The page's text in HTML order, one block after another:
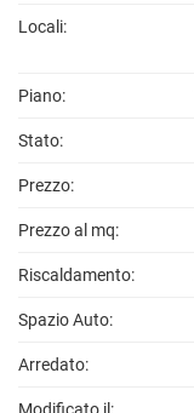
Locali:
Piano:
Stato:
Prezzo:
Prezzo al mq:
Riscaldamento:
Spazio Auto:
Arredato: